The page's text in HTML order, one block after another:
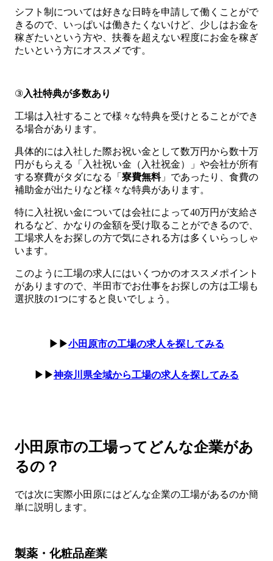
シフト制については好きな日時を申請して働くことがで
きるので、いっぱいは働きたくないけど、少しはお金を
稼ぎたいという方や、扶養を超えない程度にお金を稼ぎ
たいという方にオススメです。
③入社特典が多数あり
工場は入社することで様々な特典を受けとることができ
る場合があります。
具体的には入社した際お祝い金として数万円から数十万
円がもらえる「入社祝い金（入社祝金）」や会社が所有
する寮費がタダになる「 寮費無料」であったり、食費の
補助金が出たりなど様々な特典があります。
特に入社祝い金については会社によって40万円が支給さ
れるなど、かなりの金額を受け取ることができるので、
工場求人をお探しの方で気にされる方は多くいらっしゃ
います。
このように工場の求人にはいくつかのオススメポイント
がありますので、半田市でお仕事をお探しの方は工場も
選択肢の1つにすると良いでしょう。
▶▶小田原市の工場の求人を探してみる
▶▶神奈川県全域から工場の求人を探してみる
小田原市の工場ってどんな企業があ
るの？
では次に実際小田原にはどんな企業の工場があるのか簡
単に説明します。
製薬・化粧品産業